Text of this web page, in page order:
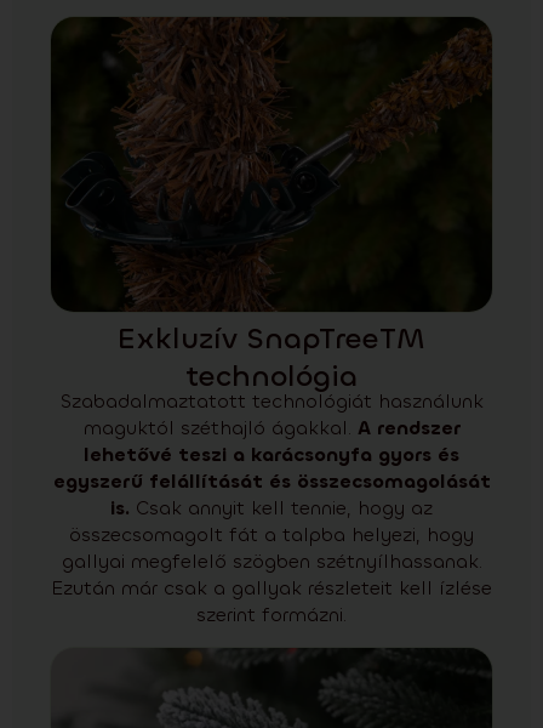
Exkluzív SnapTreeTM
technológia
Szabadalmaztatott technológiát használunk
maguktól széthajló ágakkal. A rendszer
lehetővé teszi a karácsonyfa gyors és
egyszerű felállítását és összecsomagolását
is. Csak annyit kell tennie, hogy az
összecsomagolt fát a talpba helyezi, hogy
gallyai megfelelő szögben szétnyílhassanak.
Ezután már csak a gallyak részleteit kell ízlése
szerint formázni.